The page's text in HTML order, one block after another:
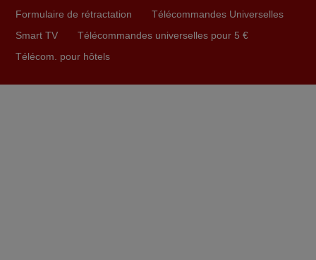
Formulaire de rétractation
Télécommandes Universelles
Smart TV
Télécommandes universelles pour 5 €
Télécom. pour hôtels